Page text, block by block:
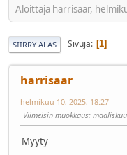
Aloittaja harrisaar,
SIIRRY ALAS Sivuja 1
harrisaar
helmikuu 10, 2025, 18:27
Viimeisin muokkaus:
Myyty